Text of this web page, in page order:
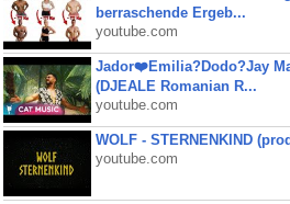
berraschende Ergeb...
youtube.com
Jador❤️Emilia?Dodo?Jay
(DJEALE Romanian R...
youtube.com
WOLF - STERNENKIND
youtube.com